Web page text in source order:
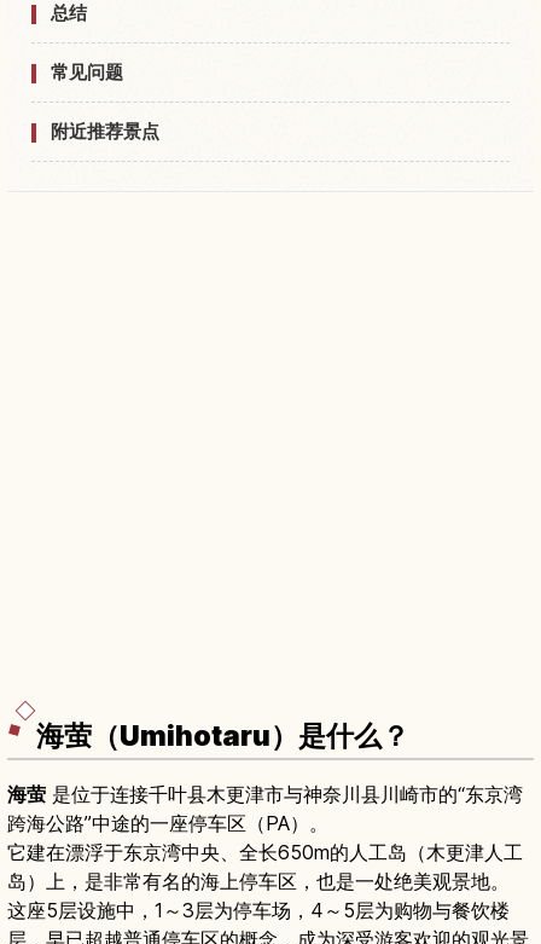
总结
常见问题
附近推荐景点
海萤（Umihotaru）是什么？
海萤 是位于连接千叶县木更津市与神奈川县川崎市的“东京湾
跨海公路”中途的一座停车区（PA）。
它建在漂浮于东京湾中央、全长650m的人工岛（木更津人工
岛）上，是非常有名的海上停车区，也是一处绝美观景地。
这座5层设施中，1～3层为停车场，4～5层为购物与餐饮楼
层，早已超越普通停车区的概念，成为深受游客欢迎的观光景